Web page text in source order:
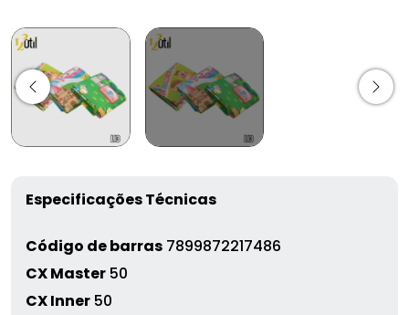
Especificações Técnicas
Código de barras 7899872217486
CX Master 50
CX Inner 50